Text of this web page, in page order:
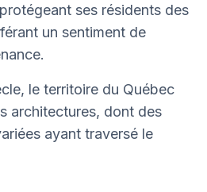
ses résidents des
un sentiment de
le territoire du Québec
architectures, dont des
ayant traversé le